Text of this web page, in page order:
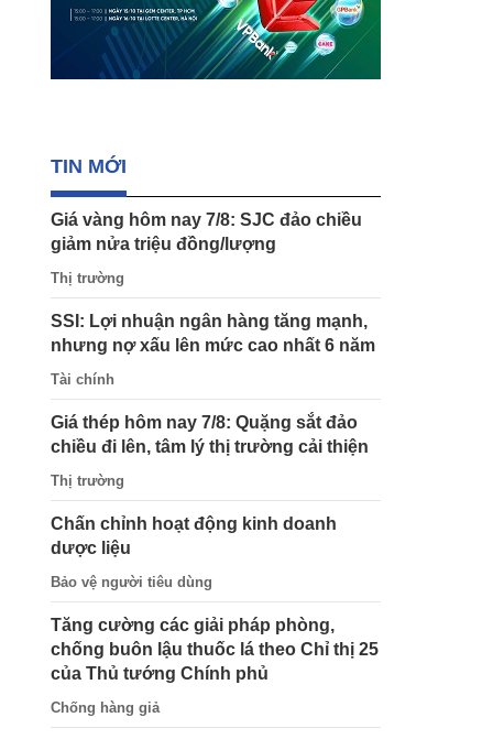
TIN MỚI
Giá vàng hôm nay 7/8: SJC đảo chiều
giảm nửa triệu đồng/lượng
Thị trường
SSI: Lợi nhuận ngân hàng tăng mạnh,
nhưng nợ xấu lên mức cao nhất 6 năm
Tài chính
Giá thép hôm nay 7/8: Quặng sắt đảo
chiều đi lên, tâm lý thị trường cải thiện
Thị trường
Chấn chỉnh hoạt động kinh doanh
dược liệu
Bảo vệ người tiêu dùng
Tăng cường các giải pháp phòng,
chống buôn lậu thuốc lá theo Chỉ thị 25
của Thủ tướng Chính phủ
Chống hàng giả